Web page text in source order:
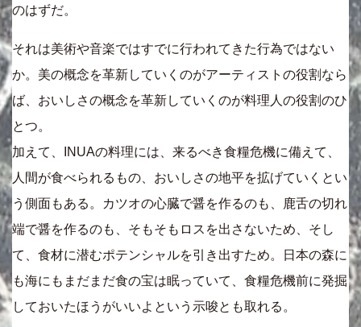
のはずだ。
それは美術や音楽ではすでに行われてきた行為ではない
か。美の概念を革新していくのがアーティストの役割なら
ば、おいしさの概念を革新していくのが料理人の役割のひ
とつ。
加えて、INUAの料理には、来るべき食糧危機に備えて、
人間が食べられるもの、おいしさの地平を拡げていくとい
う側面もある。カツオの心臓で醤を作るのも、鹿舌の切れ
端で醤を作るのも、そもそもロスを出さないため、そし
て、食材に潜むポテンシャルを引き出すため。日本の森に
も海にもまだまだ食の宝は眠っていて、食糧危機前に発掘
しておいたほうがいいよという示唆とも取れる。